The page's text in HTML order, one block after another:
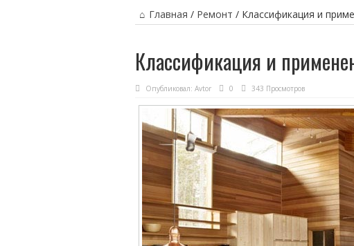
Главная / Ремонт / Классификация и
Классификация и
Опубликовал: Avtor 0 343 Просмотров